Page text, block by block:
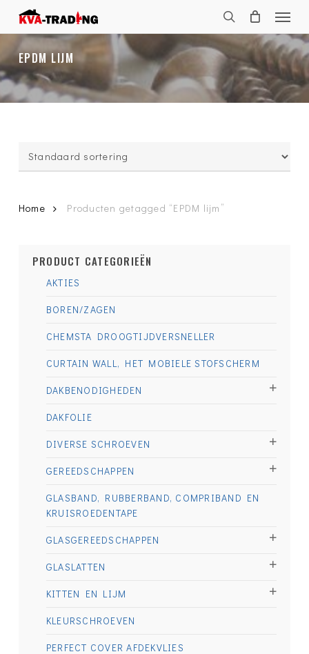
main
content
search
Menu
EPDM LIJM
Home Producten getagged “EPDM lijm”
PRODUCT CATEGORIEËN
AKTIES
BOREN/ZAGEN
CHEMSTA DROOGTIJDVERSNELLER
CURTAIN WALL, HET MOBIELE STOFSCHERM
DAKBENODIGHEDEN
DAKFOLIE
DIVERSE SCHROEVEN
GEREEDSCHAPPEN
GLASBAND, RUBBERBAND, COMPRIBAND EN
KRUISROEDENTAPE
GLASGEREEDSCHAPPEN
GLASLATTEN
KITTEN EN LIJM
KLEURSCHROEVEN
PERFECT COVER AFDEKVLIES